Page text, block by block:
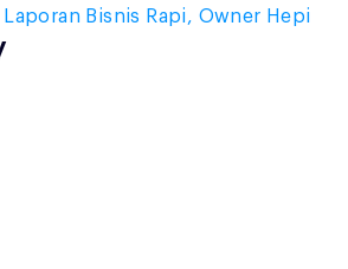
Bisnis Rapi, Owner Hepi